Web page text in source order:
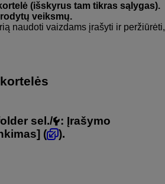
(išskyrus tam tikras sąlygas).
veiksmų.
naudoti vaizdams įrašyti ir peržiūrėti,
sel./ : Įrašymo
] (
).